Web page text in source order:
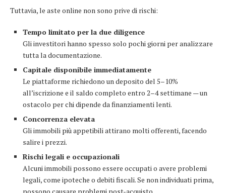
Tuttavia, le aste online non sono prive di rischi:
Tempo limitato per la due diligence
Gli investitori hanno spesso solo pochi giorni per analizzare
tutta la documentazione.
Capitale disponibile immediatamente
Le piattaforme richiedono un deposito del 5–10%
all’iscrizione e il saldo completo entro 2–4 settimane — un
ostacolo per chi dipende da finanziamenti lenti.
Concorrenza elevata
Gli immobili più appetibili attirano molti offerenti, facendo
salire i prezzi.
Rischi legali e occupazionali
Alcuni immobili possono essere occupati o avere problemi
legali, come ipoteche o debiti fiscali. Se non individuati prima,